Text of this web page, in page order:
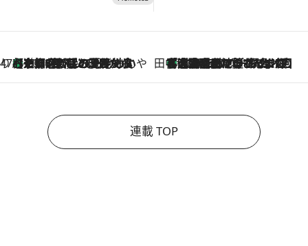
47都道府県の手みやげ ひんやりスイーツで夏を満喫
2026.8.7
【京都府】この夏絶対食べたい 冷やしておいしいおやつ3選 ひと口目から心を掴む新緑のテリーヌ 田中稲の勝手に再ブーム
2026.8.7
「湘南乃風に憧れて」観客大盛上がりの“タオル回し”に、ラッパー顔負けの高速歌唱まで…さだまさし（74）のアグレッシブすぎる現在地
連載 TOP